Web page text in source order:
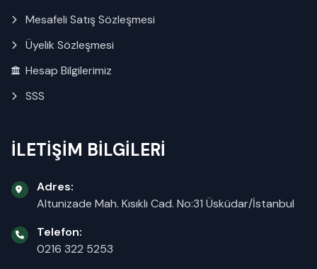
Mesafeli Satış Sözleşmesi
Üyelik Sözleşmesi
Hesap Bilgilerimiz
SSS
İLETİŞİM BİLGİLERİ
Adres:
Altunizade Mah. Kısıklı Cad. No:31 Üsküdar/İstanbul
Telefon:
0216 322 5253